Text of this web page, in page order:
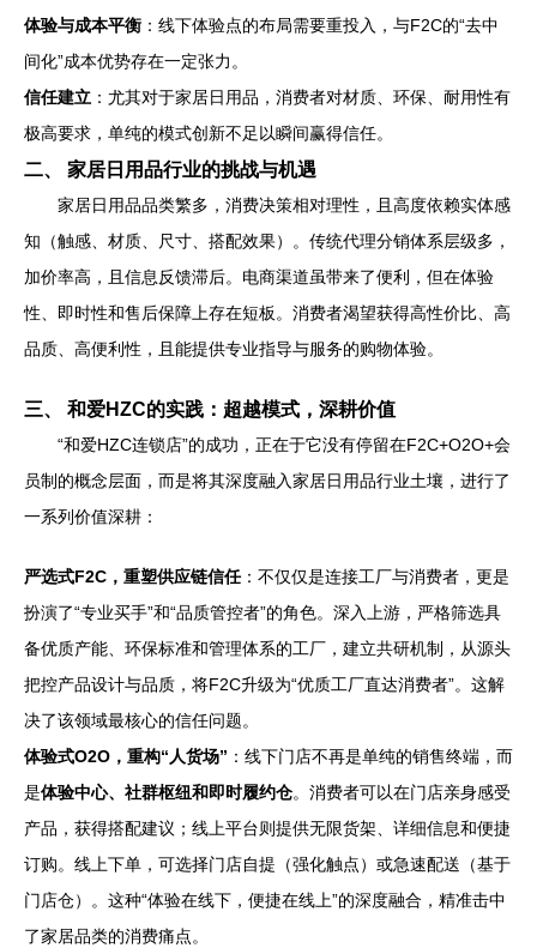
体验与成本平衡 ：线下体验点的布局需要重投入，与F2C的“去中
间化”成本优势存在一定张力。
信任建立 ：尤其对于家居日用品，消费者对材质、环保、耐用性有
极高要求，单纯的模式创新不足以瞬间赢得信任。
二、 家居日用品行业的挑战与机遇
家居日用品品类繁多，消费决策相对理性，且高度依赖实体感
知（触感、材质、尺寸、搭配效果）。传统代理分销体系层级多，
加价率高，且信息反馈滞后。电商渠道虽带来了便利，但在体验
性、即时性和售后保障上存在短板。消费者渴望获得高性价比、高
品质、高便利性，且能提供专业指导与服务的购物体验。
三、 和爱HZC的实践：超越模式，深耕价值
“和爱HZC连锁店”的成功，正在于它没有停留在F2C+O2O+会
员制的概念层面，而是将其深度融入家居日用品行业土壤，进行了
一系列价值深耕：
严选式F2C，重塑供应链信任：不仅仅是连接工厂与消费者，更是
扮演了“专业买手”和“品质管控者”的角色。深入上游，严格筛选具
备优质产能、环保标准和管理体系的工厂，建立共研机制，从源头
把控产品设计与品质，将F2C升级为“优质工厂直达消费者”。这解
决了该领域最核心的信任问题。
体验式O2O，重构“人货场” ：线下门店不再是单纯的销售终端，而
是体验中心、社群枢纽和即时履约仓。消费者可以在门店亲身感受
产品，获得搭配建议；线上平台则提供无限货架、详细信息和便捷
订购。线上下单，可选择门店自提（强化触点）或急速配送（基于
门店仓）。这种“体验在线下，便捷在线上”的深度融合，精准击中
了家居品类的消费痛点。